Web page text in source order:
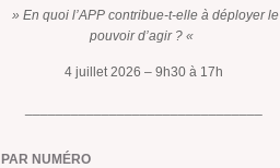
» En quoi l’APP contribue-t-elle à déployer le
pouvoir d’agir ? «
4 juillet 2026 – 9h30 à 17h
PAR NUMÉRO